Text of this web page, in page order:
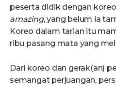
peserta didik dengan
amazing, yang belum ia
Koreo dalam tarian itu
ribu pasang mata yang
Dari koreo dan gerak(an)
semangat perjuangan,